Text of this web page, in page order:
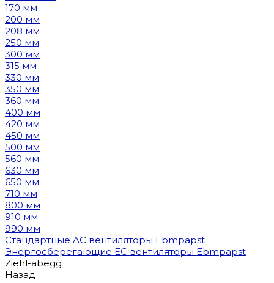
170 мм
200 мм
208 мм
250 мм
300 мм
315 мм
330 мм
350 мм
360 мм
400 мм
420 мм
450 мм
500 мм
560 мм
630 мм
650 мм
710 мм
800 мм
910 мм
990 мм
Стандартные AC вентиляторы Ebmpapst
Энергосберегающие EC вентиляторы Ebmpapst
Ziehl-abegg
Назад